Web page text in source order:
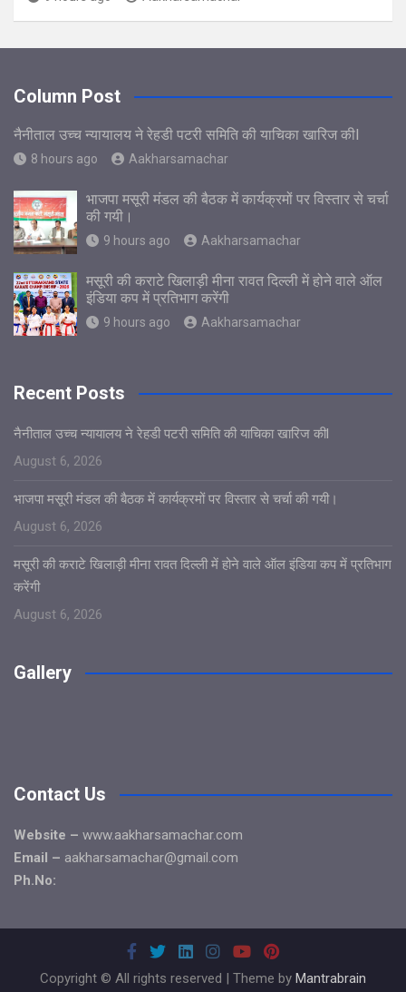
Column Post
नैनीताल उच्च न्यायालय ने रेहडी पटरी समिति की याचिका खारिज कीl
8 hours ago Aakharsamachar
भाजपा मसूरी मंडल की बैठक में कार्यक्रमों पर विस्तार से चर्चा
की गयी।
9 hours ago Aakharsamachar
मसूरी की कराटे खिलाड़ी मीना रावत दिल्ली में होने वाले ऑल
इंडिया कप में प्रतिभाग करेंगी
9 hours ago Aakharsamachar
Recent Posts
नैनीताल उच्च न्यायालय ने रेहडी पटरी समिति की याचिका खारिज कीl
August 6, 2026
भाजपा मसूरी मंडल की बैठक में कार्यक्रमों पर विस्तार से चर्चा की गयी।
August 6, 2026
मसूरी की कराटे खिलाड़ी मीना रावत दिल्ली में होने वाले ऑल इंडिया कप में प्रतिभाग
करेंगी
August 6, 2026
Gallery
Contact Us
Website – www.aakharsamachar.com
Email – aakharsamachar@gmail.com
Ph.No:
Copyright © All rights reserved | Theme by Mantrabrain